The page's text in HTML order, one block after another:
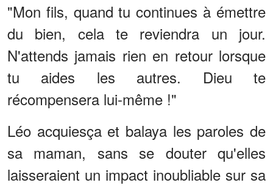
"Mon fils, quand tu continues à émettre
du bien, cela te reviendra un jour.
N'attends jamais rien en retour lorsque
tu aides les autres. Dieu te
récompensera lui-même !"
Léo acquiesça et balaya les paroles de
sa maman, sans se douter qu'elles
laisseraient un impact inoubliable sur sa